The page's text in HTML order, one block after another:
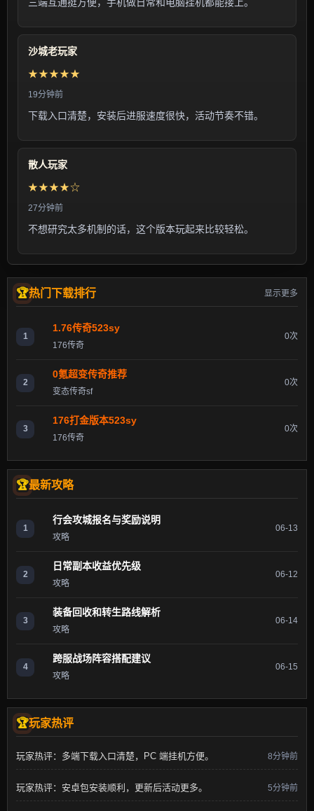
沙城老玩家
★★★★★
19分钟前
下载入口清楚，安装后进服速度很快，活动节奏不错。
散人玩家
★★★★☆
27分钟前
不想研究太多机制的话，这个版本玩起来比较轻松。
热门下载排行 显示更多
1
1.76传奇523sy
176传奇
0次
2
0氪超变传奇推荐
变态传奇sf
0次
3
176打金版本523sy
176传奇
0次
最新攻略
1
行会攻城报名与奖励说明
攻略
06-13
2
日常副本收益优先级
攻略
06-12
3
装备回收和转生路线解析
攻略
06-14
4
跨服战场阵容搭配建议
攻略
06-15
玩家热评
玩家热评：多端下载入口清楚，PC 端挂机方便。 8分钟前
玩家热评：安卓包安装顺利，更新后活动更多。 5分钟前